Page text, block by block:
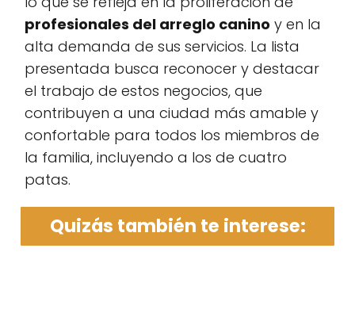
profesionales del arreglo canino y en la
alta demanda de sus servicios. La lista
presentada busca reconocer y destacar
el trabajo de estos negocios, que
contribuyen a una ciudad más amable y
confortable para todos los miembros de
la familia, incluyendo a los de cuatro
patas.
Quizás también te interese: